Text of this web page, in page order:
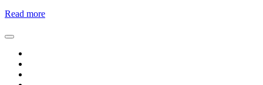
Read more